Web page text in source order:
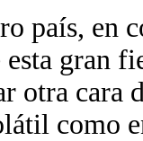
país, en
gran
otra cara
como